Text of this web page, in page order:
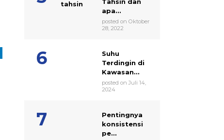
apa...
posted on Oktober
28, 2022
Suhu
Terdingin di
Kawasan...
posted on Juli 14,
2024
Pentingnya
konsistensi
pe...